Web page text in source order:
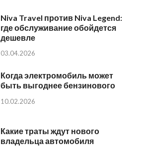
Niva Travel против Niva Legend:
где обслуживание обойдется
дешевле
03.04.2026
Когда электромобиль может
быть выгоднее бензинового
10.02.2026
Какие траты ждут нового
владельца автомобиля